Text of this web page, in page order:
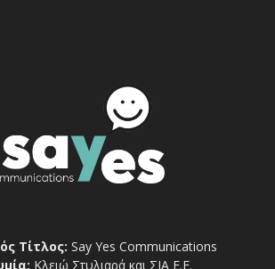
Τίτλος: Say Yes Communications
Κλειώ Στυλιαρά και ΣΙΑ Ε.Ε.